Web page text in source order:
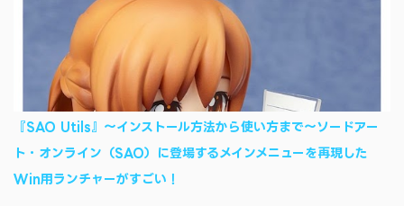
ストールすれば、Wi-Fiや USB接続 を通じて同期できるようにな
る。私も 2012年頃にAndroidウォークマン を使い始めた頃から便
利に活用させてもらっていたのだが、2023年現在はiSyncrを使っ
て同期ができないという声を多数見かけるようになった。 具体
的には、PC側のiSyncrアプリで設定したパスワードをAndroidアプ
リに入力しようとすると、入力したパスワードが保存されず、い
つまでたっても再度入力を促されるというもの。 この不具合を
回避するには、次の手順が有効だ。 Androidデバイスの言語を英語
に設定する （念のため）再起動する iSyncrでパスワードを入力す
『SAO Utils』～インストール方法から使い方まで～ソードアー
ト・オンライン（SAO）に登場するメインメニューを再現した
Win用ランチャーがすごい！